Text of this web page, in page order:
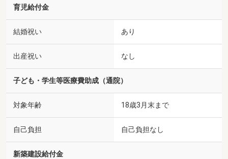
育児給付金
結婚祝い あり
出産祝い なし
子ども・学生等医療費助成（通院）
対象年齢 18歳3月末まで
自己負担 自己負担なし
新築建設給付金